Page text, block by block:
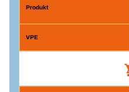
In den
Bit I-